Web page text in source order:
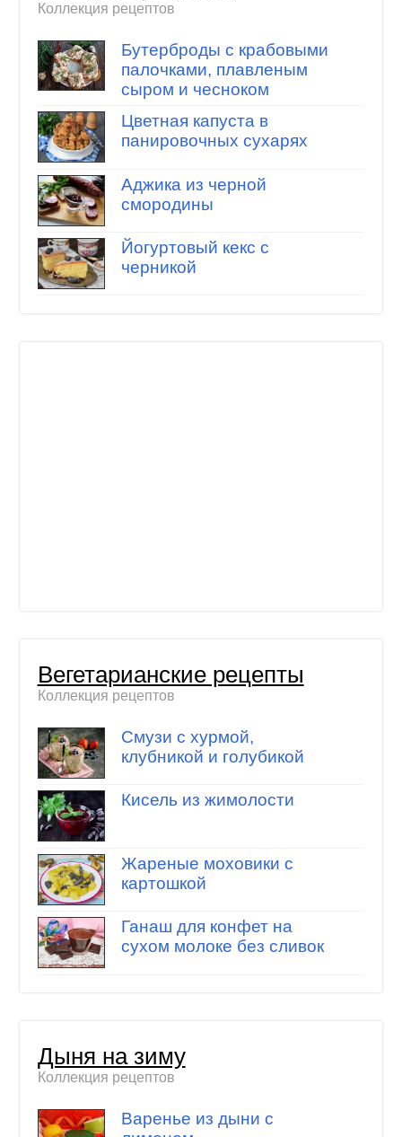
Коллекция рецептов
Бутерброды с крабовыми
палочками, плавленым
сыром и чесноком
Цветная капуста в
панировочных сухарях
Аджика из черной
смородины
Йогуртовый кекс с
черникой
Вегетарианские рецепты
Коллекция рецептов
Смузи с хурмой,
клубникой и голубикой
Кисель из жимолости
Жареные моховики с
картошкой
Ганаш для конфет на
сухом молоке без сливок
Дыня на зиму
Коллекция рецептов
Варенье из дыни с